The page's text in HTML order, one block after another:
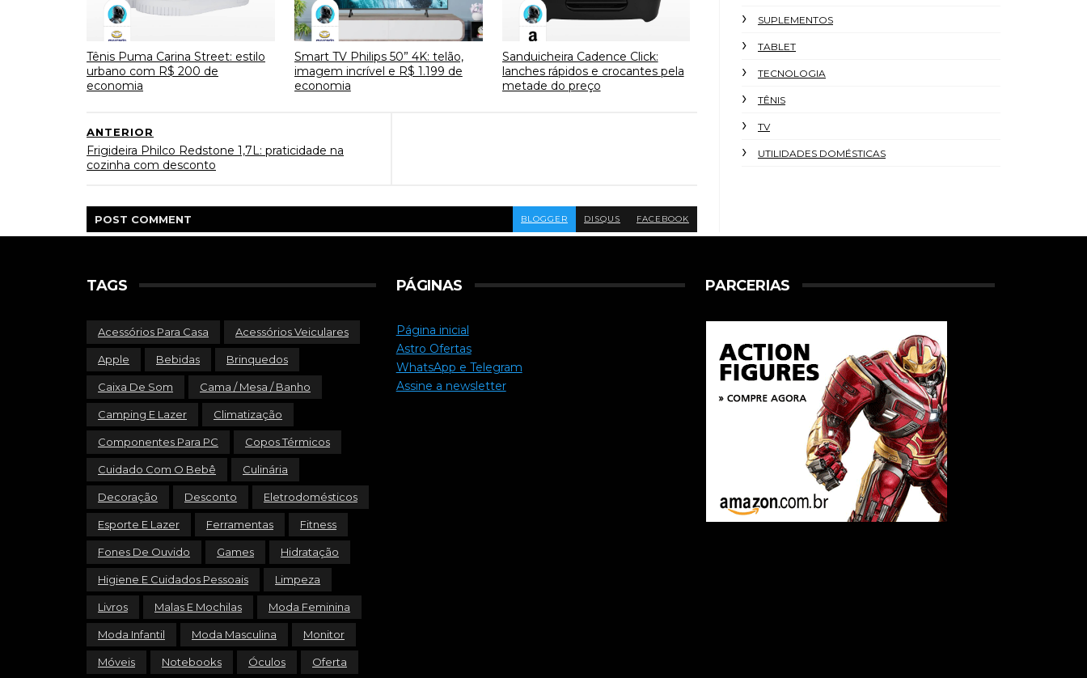
Tênis Puma Carina Street: estilo
urbano com R$ 200 de
economia
Smart TV Philips 50” 4K: telão,
imagem incrível e R$ 1.199 de
economia
Sanduicheira Cadence Click:
lanches rápidos e crocantes pela
metade do preço
ANTERIOR
Frigideira Philco Redstone 1,7L: praticidade na
cozinha com desconto
POST COMMENT BLOGGER DISQUS FACEBOOK
SUPLEMENTOS
TABLET
TECNOLOGIA
TÊNIS
TV
UTILIDADES DOMÉSTICAS
TAGS
Acessórios Para Casa Acessórios Veiculares
Apple Bebidas Brinquedos
Caixa De Som Cama / Mesa / Banho
Camping E Lazer Climatização
Componentes Para PC Copos Térmicos
Cuidado Com O Bebê Culinária
Decoração Desconto Eletrodomésticos
Esporte E Lazer Ferramentas Fitness
Fones De Ouvido Games Hidratação
Higiene E Cuidados Pessoais Limpeza
Livros Malas E Mochilas Moda Feminina
Moda Infantil Moda Masculina Monitor
Móveis Notebooks Óculos Oferta
PÁGINAS
Página inicial
Astro Ofertas
WhatsApp e Telegram
Assine a newsletter
PARCERIAS